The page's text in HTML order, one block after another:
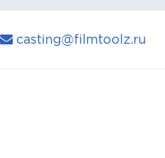
casting@filmtoolz.ru